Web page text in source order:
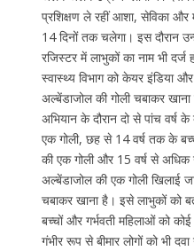
प्रशिक्षण ले रहीं आशा, सेविका और
14 दिनों तक चलेगा। इस दौरान
रजिस्टर में लाभुकों का नाम भी दर्ज
स्वास्थ्य विभाग को केयर इंडिया
अल्बेंडाजोल की गोली चबाकर खाना
अभियान के दौरान दो से पांच वर्ष
एक गोली, छह से 14 वर्ष तक के
की एक गोली और 15 वर्ष से अधिक
अल्बेंडाजोल की एक गोली खिलाई
चबाकर खाना है। इसे लाभुकों को
बच्चों और गर्भवती महिलाओं को
गंभीर रूप से बीमार लोगों को भी